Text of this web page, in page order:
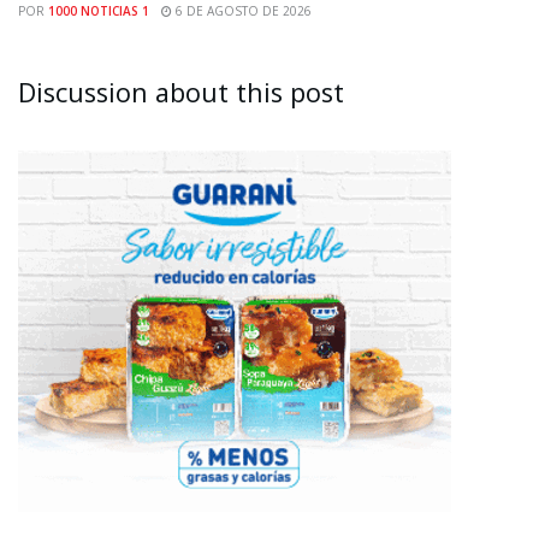
POR 1000 NOTICIAS 1 6 DE AGOSTO DE 2026
Discussion about this post